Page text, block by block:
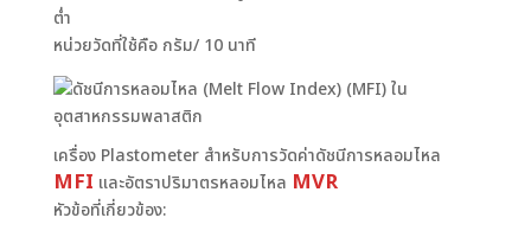
ต่ำ
หน่วยวัดที่ใช้คือ กรัม/ 10 นาที
เครื่อง Plastometer สำหรับการวัดค่าดัชนีการหลอมไหล
MFI และอัตราปริมาตรหลอมไหล MVR
หัวข้อที่เกี่ยวข้อง: